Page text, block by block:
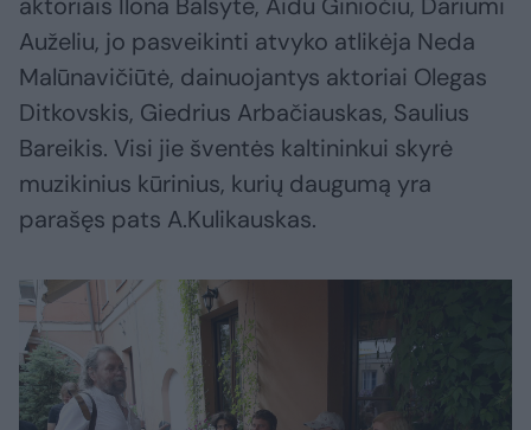
aktoriais Ilona Balsyte, Aidu Giniočiu, Dariumi
Auželiu, jo pasveikinti atvyko atlikėja Neda
Malūnavičiūtė, dainuojantys aktoriai Olegas
Ditkovskis, Giedrius Arbačiauskas, Saulius
Bareikis. Visi jie šventės kaltininkui skyrė
muzikinius kūrinius, kurių daugumą yra
parašęs pats A.Kulikauskas.